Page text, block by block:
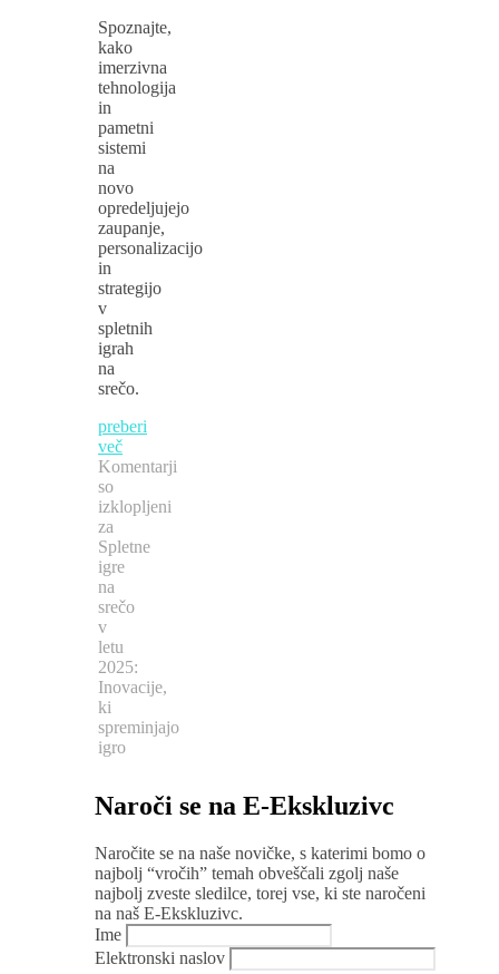
Spoznajte,
kako
imerzivna
tehnologija
in
pametni
sistemi
na
novo
opredeljujejo
zaupanje,
personalizacijo
in
strategijo
v
spletnih
igrah
na
srečo.
preberi
več
Komentarji
so
izklopljeni
za
Spletne
igre
na
srečo
v
letu
2025:
Inovacije,
ki
spreminjajo
igro
Naroči se na E-Ekskluzivc
Naročite se na naše novičke, s katerimi bomo o
najbolj “vročih” temah obveščali zgolj naše
najbolj zveste sledilce, torej vse, ki ste naročeni
na naš E-Ekskluzivc.
Ime
Elektronski naslov